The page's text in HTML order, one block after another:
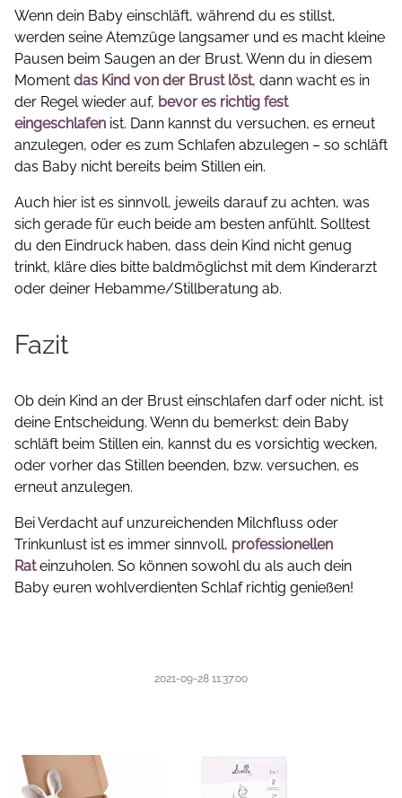
Wenn dein Baby einschläft, während du es stillst,
werden seine Atemzüge langsamer und es macht kleine
Pausen beim Saugen an der Brust. Wenn du in diesem
Moment das Kind von der Brust löst, dann wacht es in
der Regel wieder auf, bevor es richtig fest
eingeschlafen ist. Dann kannst du versuchen, es erneut
anzulegen, oder es zum Schlafen abzulegen – so schläft
das Baby nicht bereits beim Stillen ein.
Auch hier ist es sinnvoll, jeweils darauf zu achten, was
sich gerade für euch beide am besten anfühlt. Solltest
du den Eindruck haben, dass dein Kind nicht genug
trinkt, kläre dies bitte baldmöglichst mit dem Kinderarzt
oder deiner Hebamme/Stillberatung ab.
Fazit
Ob dein Kind an der Brust einschlafen darf oder nicht, ist
deine Entscheidung. Wenn du bemerkst: dein Baby
schläft beim Stillen ein, kannst du es vorsichtig wecken,
oder vorher das Stillen beenden, bzw. versuchen, es
erneut anzulegen.
Bei Verdacht auf unzureichenden Milchfluss oder
Trinkunlust ist es immer sinnvoll, professionellen
Rateinzuholen. So können sowohl du als auch dein
Baby euren wohlverdienten Schlaf richtig genießen!
2021-09-28 11:37:00